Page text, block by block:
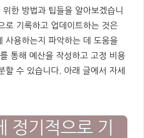
한 방법과 팁들을 알아보겠습니
로 기록하고 업데이트하는 것은
사용하는지 파악하는 데 도움을
통해 예산을 작성하고 고정 비용
할 수 있습니다. 아래 글에서 자세
정기적으로 기